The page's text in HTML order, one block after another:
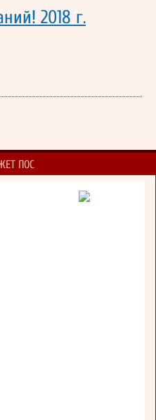
2018 г.
ПОС